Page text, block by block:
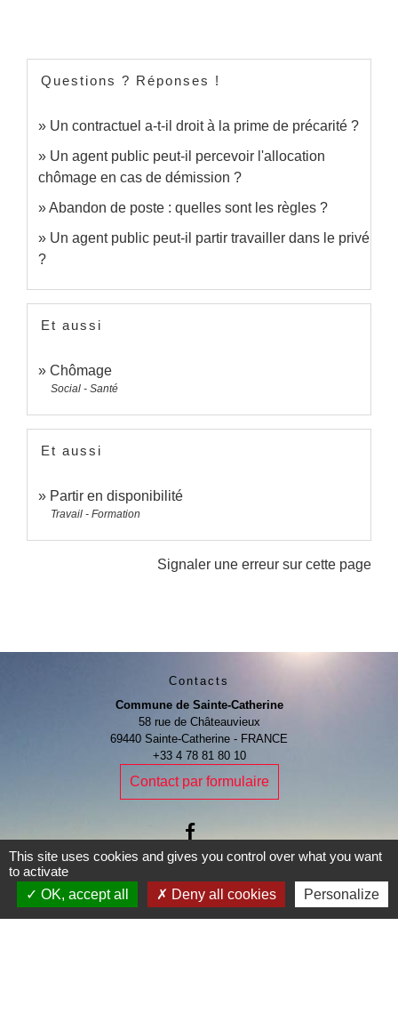
Questions ? Réponses !
Un contractuel a-t-il droit à la prime de précarité ?
Un agent public peut-il percevoir l'allocation
chômage en cas de démission ?
Abandon de poste : quelles sont les règles ?
Un agent public peut-il partir travailler dans le privé
?
Et aussi
Chômage
Social - Santé
Et aussi
Partir en disponibilité
Travail - Formation
Signaler une erreur sur cette page
Contacts
Commune de Sainte-Catherine
58 rue de Châteauvieux
69440 Sainte-Catherine - FRANCE
+33 4 78 81 80 10
Contact par formulaire
Je Contribue
This site uses cookies and gives you control over what you want
to activate
OK, accept all
Deny all cookies Personalize